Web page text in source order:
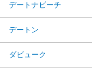
デートナビーチ
デートン
ダビューク